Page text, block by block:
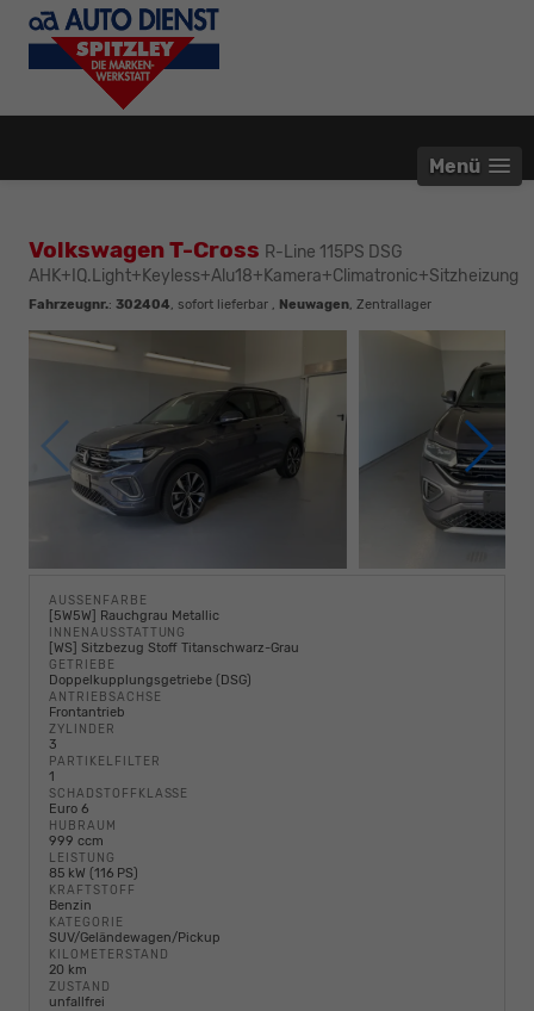
Menü
Volkswagen T-Cross R-Line 115PS DSG
AHK+IQ.Light+Keyless+Alu18+Kamera+Climatronic+Sitzheizung
Fahrzeugnr.: 302404, sofort lieferbar , Neuwagen, Zentrallager
AUSSENFARBE
[5W5W] Rauchgrau Metallic
INNENAUSSTATTUNG
[WS] Sitzbezug Stoff Titanschwarz-Grau
GETRIEBE
Doppelkupplungsgetriebe (DSG)
ANTRIEBSACHSE
Frontantrieb
ZYLINDER
3
PARTIKELFILTER
1
SCHADSTOFFKLASSE
Euro 6
HUBRAUM
999 ccm
LEISTUNG
85 kW (116 PS)
KRAFTSTOFF
Benzin
KATEGORIE
SUV/Geländewagen/Pickup
KILOMETERSTAND
20 km
ZUSTAND
unfallfrei